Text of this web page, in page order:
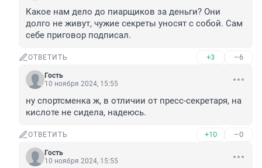
Какое нам дело до пиарщиков за деньги? Они
долго не живут, чужие секреты уносят с собой. Сам
себе приговор подписал.
ОТВЕТИТЬ +3 –6
Гость
10 ноября 2024, 15:55
ну спортсменка ж, в отличии от пресс-секретаря, на
кислоте не сидела, надеюсь.
ОТВЕТИТЬ +10 –0
Гость
10 ноября 2024, 15:55